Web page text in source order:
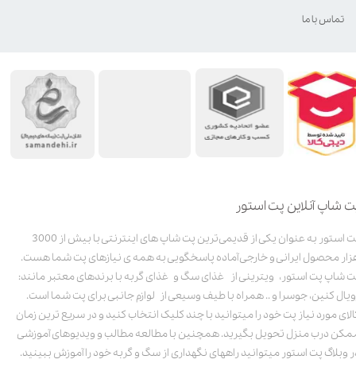
شاپ آنلاین پت استور
پت استور به عنوان یکی از قدیمی‌ترین پت شاپ های اینترنتی با بیش از 3000
محصول ایرانی و خارجی آماده پاسخگویی به همه ی نیازهای پت شما هست.
شاپ پت استور، ویترینی از غذای سگ و غذای گربه با برندهای معتبر مانند:
کنین، جوسرا و .. همراه با طیف وسیعی از لوازم جانبی برای پت شما است.
مورد نیاز پت خود را میتوانید با چند کلیک انتخاب کنید و در سریع ترین زمان
درب منزل تحویل بگیرید. همچنین با مطالعه مطالب و ویدیوهای آموزشی
وبلاگ پت استور میتوانید راههای نگهداری از سگ و گربه خود را آموزش ببینید.
تماس با ما